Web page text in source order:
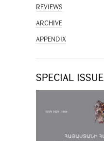
REVIEWS
ARCHIVE
APPENDIX
SPECIAL ISSUE